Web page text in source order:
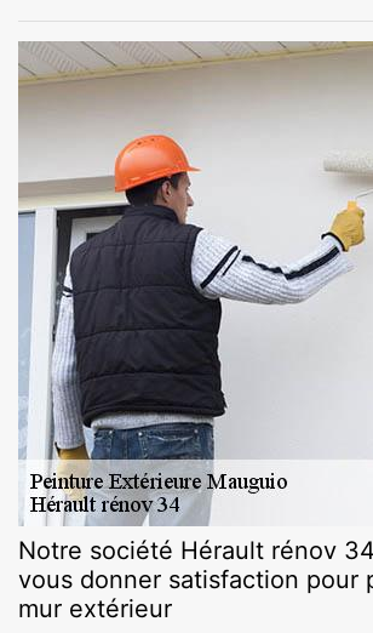
Notre société Hérault rénov
vous donner satisfaction pour
mur extérieur